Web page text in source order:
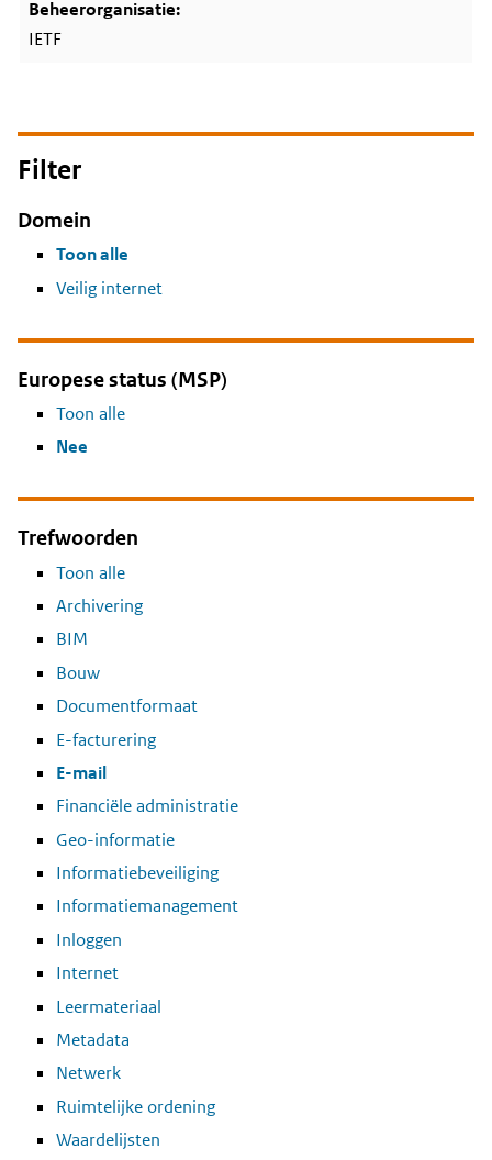
IETF
Filter
Domein
Toon alle
Veilig internet
Europese status (MSP)
Toon alle
Nee
Trefwoorden
Toon alle
Archivering
BIM
Bouw
Documentformaat
E-facturering
E-mail
Financiële administratie
Geo-informatie
Informatiebeveiliging
Informatiemanagement
Inloggen
Internet
Leermateriaal
Metadata
Netwerk
Ruimtelijke ordening
Waardelijsten